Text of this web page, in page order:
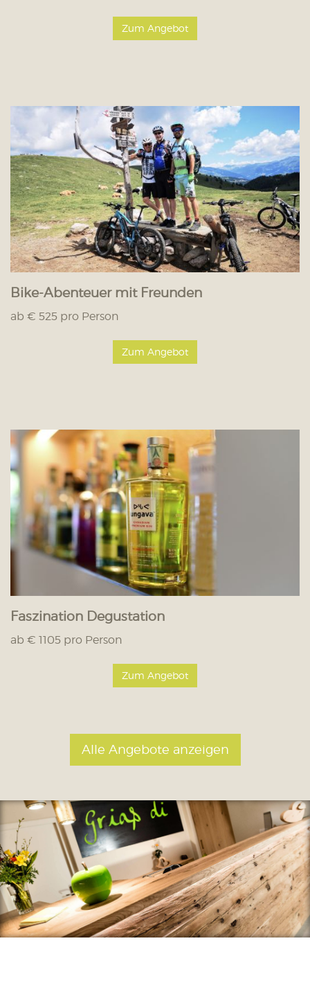
Zum Angebot
Bike-Abenteuer mit Freunden
ab € 525 pro Person
Zum Angebot
Faszination Degustation
ab € 1105 pro Person
Zum Angebot
Alle Angebote anzeigen